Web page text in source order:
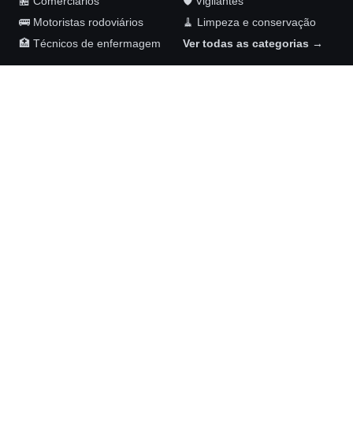
🚌 Motoristas rodoviários
🧹 Limpeza e conservação
🏥 Técnicos de enfermagem
Ver todas as categorias →